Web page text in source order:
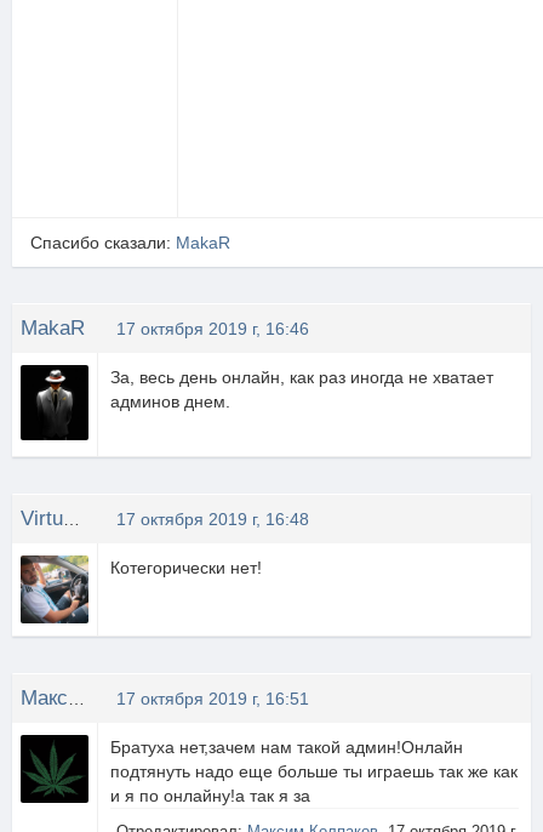
Спасибо сказали: MakaR
MakaR 17 октября 2019 г, 16:46
За, весь день онлайн, как раз иногда не хватает
админов днем.
17 октября 2019 г, 16:48
Котегорически нет!
17 октября 2019 г, 16:51
Братуха нет,зачем нам такой админ!Онлайн
подтянуть надо еще больше ты играешь так же как
и я по онлайну!а так я за